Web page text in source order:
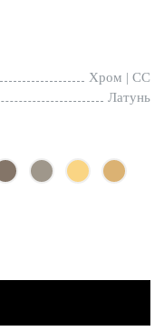
Хром | CC
Латунь